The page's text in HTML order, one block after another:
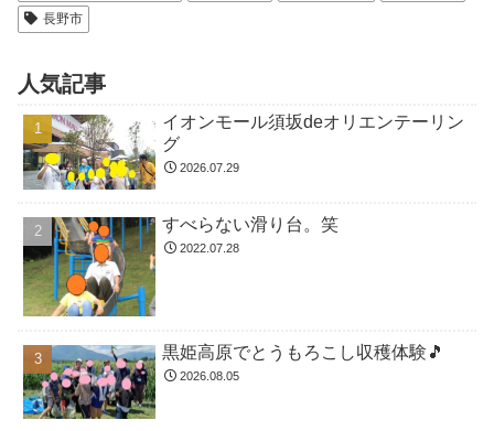
長野市
人気記事
イオンモール須坂deオリエンテーリン
グ
2026.07.29
すべらない滑り台。笑
2022.07.28
黒姫高原でとうもろこし収穫体験🎵
2026.08.05